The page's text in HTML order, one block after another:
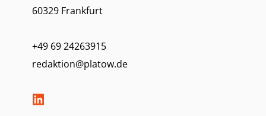
60329 Frankfurt
+49 69 24263915
redaktion@platow.de